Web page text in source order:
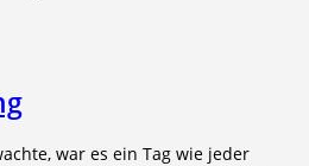
war es ein Tag wie jeder